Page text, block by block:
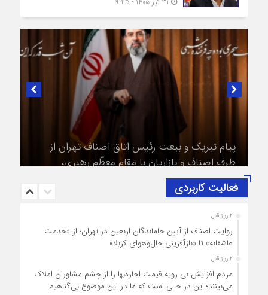
در لبیک به تصمیم سرنوشت‌ساز مجلس خبرگان رهبری؛
پیام تبریک و بیعت رئیس اتاق اصناف تهران از
طرف اصناف و بازاریان با مقام معظّم رهبری،
حضرت آیت‌الله سید مجتبی خامنه‌ای (حفظه‌الله)
فعالیت کاربردی
2 روز قبل
روایت اصناف از آیین جاماندگان اربعین در تهران؛ از «خدمت
عاشقانه» تا «بازآفرینی حال‌وهوای کربلا»
2 روز قبل
مردم افزایش بی رویه قیمت اجاره‌بها را از چشم مشاوران املاک
می‌بینند؛ این در حالی است که ما در این موضوع بی‌گناهیم